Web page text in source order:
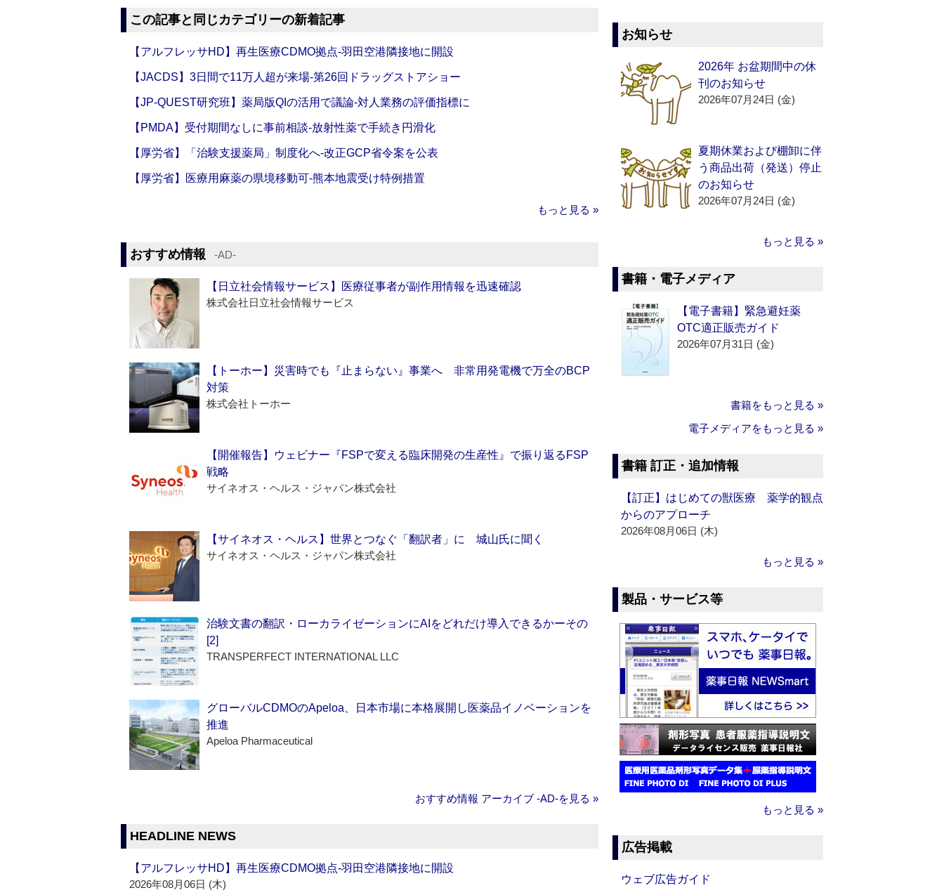
この記事と同じカテゴリーの新着記事
【アルフレッサHD】再生医療CDMO拠点‐羽田空港隣接地に開設
【JACDS】3日間で11万人超が来場‐第26回ドラッグストアショー
【JP-QUEST研究班】薬局版QIの活用で議論‐対人業務の評価指標に
【PMDA】受付期間なしに事前相談‐放射性薬で手続き円滑化
【厚労省】「治験支援薬局」制度化へ‐改正GCP省令案を公表
【厚労省】医療用麻薬の県境移動可‐熊本地震受け特例措置
もっと見る »
おすすめ情報 ‐AD‐
【日立社会情報サービス】医療従事者が副作用情報を迅速確認
株式会社日立社会情報サービス
【トーホー】災害時でも『止まらない』事業へ 非常用発電機で万全のBCP
対策
株式会社トーホー
【開催報告】ウェビナー『FSPで変える臨床開発の生産性』で振り返るFSP
戦略
サイネオス・ヘルス・ジャパン株式会社
【サイネオス・ヘルス】世界とつなぐ「翻訳者」に 城山氏に聞く
サイネオス・ヘルス・ジャパン株式会社
治験文書の翻訳・ローカライゼーションにAIをどれだけ導入できるかーその
[2]
TRANSPERFECT INTERNATIONAL LLC
グローバルCDMOのApeloa、日本市場に本格展開し医薬品イノベーションを
推進
Apeloa Pharmaceutical
おすすめ情報 アーカイブ ‐AD‐を見る »
HEADLINE NEWS
【アルフレッサHD】再生医療CDMO拠点‐羽田空港隣接地に開設
2026年08月06日 (木)
お知らせ
2026年 お盆期間中の休
刊のお知らせ
2026年07月24日 (金)
夏期休業および棚卸に伴
う商品出荷（発送）停止
のお知らせ
2026年07月24日 (金)
もっと見る »
書籍・電子メディア
【電子書籍】緊急避妊薬
OTC適正販売ガイド
2026年07月31日 (金)
書籍をもっと見る »
電子メディアをもっと見る »
書籍 訂正・追加情報
【訂正】はじめての獣医療 薬学的観点
からのアプローチ
2026年08月06日 (木)
もっと見る »
製品・サービス等
もっと見る »
広告掲載
ウェブ広告ガイド